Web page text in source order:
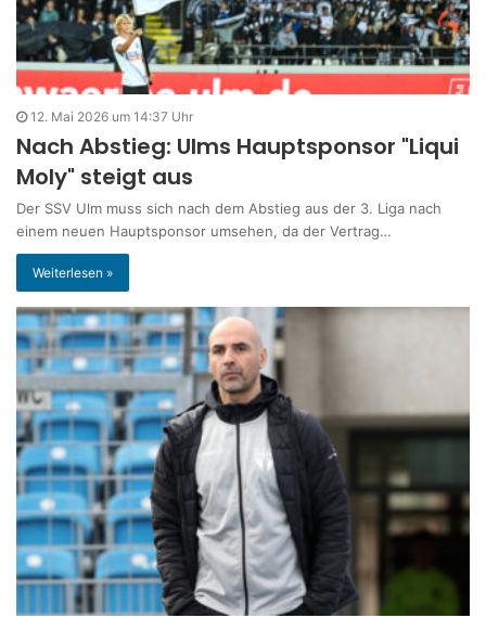
12. Mai 2026 um 14:37 Uhr
Nach Abstieg: Ulms Hauptsponsor "Liqui
Moly" steigt aus
Der SSV Ulm muss sich nach dem Abstieg aus der 3. Liga nach
einem neuen Hauptsponsor umsehen, da der Vertrag…
Weiterlesen »